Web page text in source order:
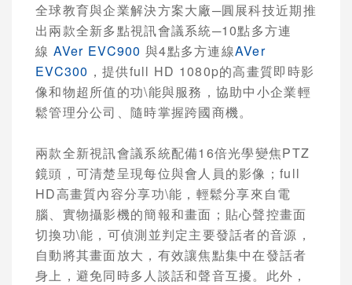
全球教育與企業解決方案大廠─圓展科技近期推
出兩款全新多點視訊會議系統─10點多方連
線 AVer EVC900 與4點多方連線AVer
EVC300 ，提供full HD 1080p的高畫質即時影
像和物超所值的功\能與服務，協助中小企業輕
鬆管理分公司、隨時掌握跨國商機。
兩款全新視訊會議系統配備16倍光學變焦PTZ
鏡頭，可清楚呈現每位與會人員的影像；full
HD高畫質內容分享功\能，輕鬆分享來自電
腦、實物攝影機的簡報和畫面；貼心聲控畫面
切換功\能，可偵測並判定主要發話者的音源，
自動將其畫面放大，有效讓焦點集中在發話者
身上，避免同時多人談話和聲音互擾。此外，